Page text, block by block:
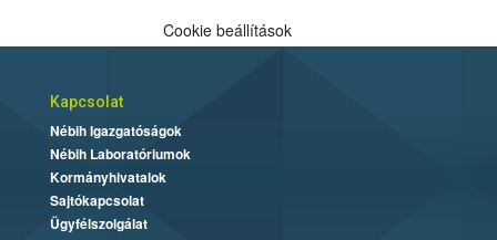
Cookie beállítások
Kapcsolat
Nébih Igazgatóságok
Nébih Laboratóriumok
Kormányhivatalok
Sajtókapcsolat
Ügyfélszolgálat